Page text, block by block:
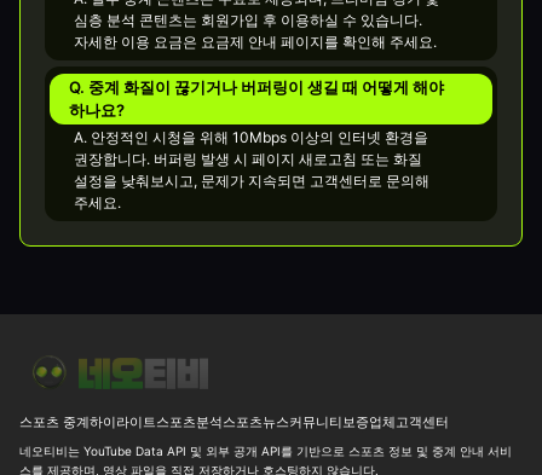
심층 분석 콘텐츠는 회원가입 후 이용하실 수 있습니다.
자세한 이용 요금은 요금제 안내 페이지를 확인해 주세요.
Q. 중계 화질이 끊기거나 버퍼링이 생길 때 어떻게 해야
하나요?
A. 안정적인 시청을 위해 10Mbps 이상의 인터넷 환경을
권장합니다. 버퍼링 발생 시 페이지 새로고침 또는 화질
설정을 낮춰보시고, 문제가 지속되면 고객센터로 문의해
주세요.
스포츠 중계하이라이트스포츠분석스포츠뉴스커뮤니티보증업체고객센터
네오티비는 YouTube Data API 및 외부 공개 API를 기반으로 스포츠 정보 및 중계 안내 서비
스를 제공하며, 영상 파일을 직접 저장하거나 호스팅하지 않습니다.